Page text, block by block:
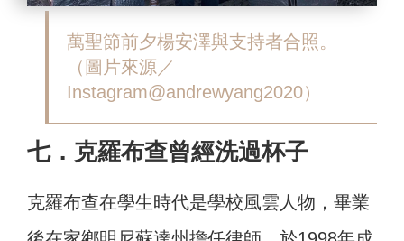
萬聖節前夕楊安澤與支持者合照。
（圖片來源／
Instagram@andrewyang2020）
七．克羅布查曾經洗過杯子
克羅布查在學生時代是學校風雲人物，畢業